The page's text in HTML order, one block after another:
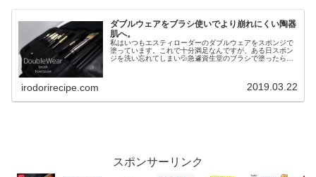
ダブルウェアをブラシ使いでより崩れにくい陶器
肌へ。
私はいつもエスティローダーのダブルウェアをスポンジで
塗っています。これで十分満足なんですが、ある日スポン
ジを洗い忘れてしまい💦急遽資生堂のブラシで塗ったら思
irodorirecipe.com 2019.03.22
スポンサーリンク